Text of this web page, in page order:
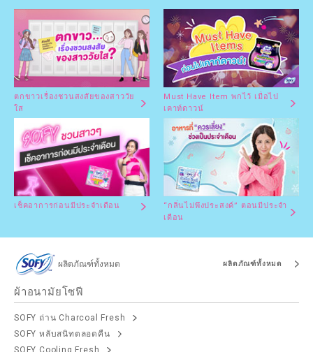
ตกขาวเรื่องชวนสงสัยของสาววัย
ใส
Must Have Item พกไว้ เมื่อไป
เคาท์ดาวน์
เช็คอาการก่อนมีประจำเดือน
“กลิ่นไม่พึงประสงค์” ตอนมีประจำ
เดือน
ผลิตภัณฑ์ทั้งหมด ผลิตภัณฑ์ทั้งหมด
ผ้าอนามัยโซฟี
SOFY ถ่าน Charcoal Fresh
SOFY หลับสนิทตลอดคืน
SOFY Cooling Fresh